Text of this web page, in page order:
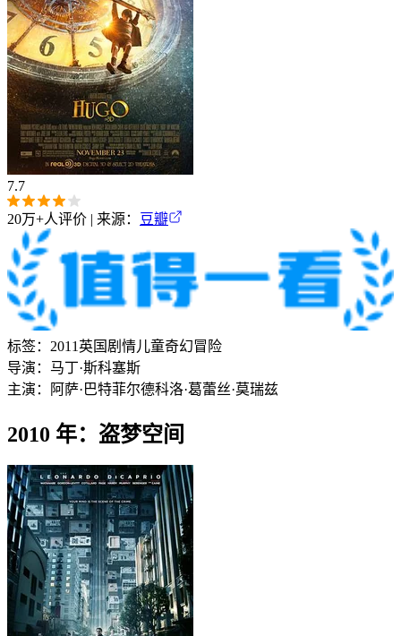
7.7
20万+人评价 | 来源： 豆瓣
标签： 2011 英国 剧情儿童奇幻冒险
导演： 马丁·斯科塞斯
主演：
阿萨·巴特菲尔德科洛·葛蕾丝·莫瑞兹
2010 年：盗梦空间